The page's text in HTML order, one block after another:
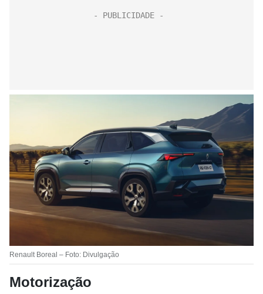
Renault Boreal – Foto: Divulgação
Motorização